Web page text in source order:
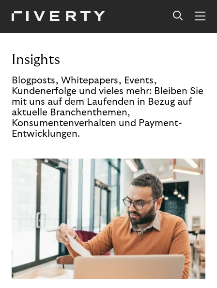
Insights
Blogposts, Whitepapers, Events,
Kundenerfolge und vieles mehr: Bleiben Sie
mit uns auf dem Laufenden in Bezug auf
aktuelle Branchenthemen,
Konsumentenverhalten und Payment-
Entwicklungen.